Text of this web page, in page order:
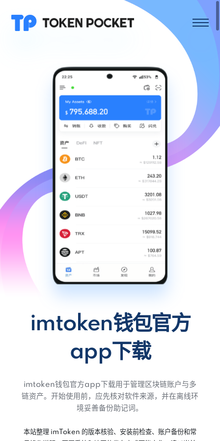
imtoken钱包官方
app下载
imtoken钱包官方app下载用于管理区块链账户与多
链资产。开始使用前，应先核对软件来源，并在离线环
境妥善备份助记词。
本站整理 imToken 的版本核验、安装前检查、账户备份和常